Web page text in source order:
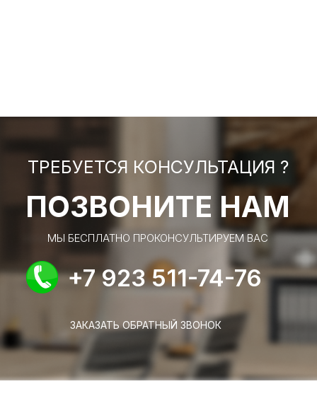
ТРЕБУЕТСЯ КОНСУЛЬТАЦИЯ ?
ПОЗВОНИТЕ НАМ
МЫ БЕСПЛАТНО ПРОКОНСУЛЬТИРУЕМ ВАС
+7 923 511-74-76
ЗАКАЗАТЬ ОБРАТНЫЙ ЗВОНОК